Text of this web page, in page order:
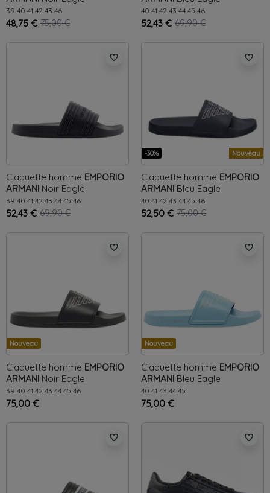
39 40 41 42 43 46
48,75 € 75,00 €
40 41 42 43 44 45 46
52,43 € 69,90 €
favorite_border
Claquette homme EMPORIO
ARMANI Noir Eagle
39 40 41 42 43 44 45 46
52,43 € 69,90 €
favorite_border
-30% Nouveau
Claquette homme EMPORIO
ARMANI Bleu Eagle
40 41 42 43 44 45 46
52,50 € 75,00 €
favorite_border
Nouveau
Claquette homme EMPORIO
ARMANI Noir Eagle
39 40 41 42 43 44 45 46
75,00 €
favorite_border
Nouveau
Claquette homme EMPORIO
ARMANI Bleu Eagle
40 41 43 44 45
75,00 €
favorite_border favorite_border